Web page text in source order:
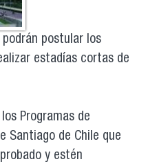
postular los
estadías cortas de
Programas de
Santiago de Chile que
y estén